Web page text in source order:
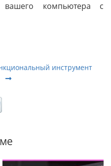
компьютера с
инструмент